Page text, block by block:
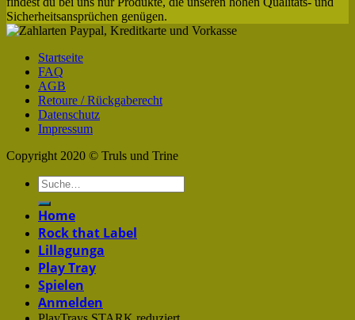
Sicherheitsansprüchen genügen.
Startseite
FAQ
AGB
Retoure / Rückgaberecht
Datenschutz
Impressum
Copyright 2020 © Truls und Trine
Home
Rock that Label
Lillagunga
Play Tray
Spielen
Anmelden